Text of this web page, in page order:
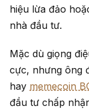
hiệu lừa đảo
nhà đầu tư.
Mặc dù giọng
cực, nhưng ông
hay memecoin
đầu tư chấp